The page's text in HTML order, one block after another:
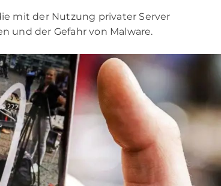
mit der Nutzung privater Server
und der Gefahr von Malware.